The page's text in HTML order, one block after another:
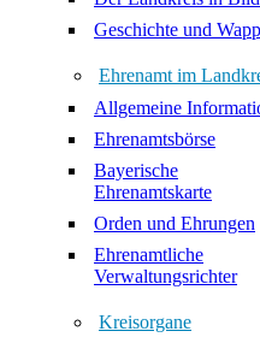
Geschichte und
Ehrenamt im
Allgemeine
Ehrenamtsbörse
Bayerische
Ehrenamtskarte
Orden und Ehrungen
Ehrenamtliche
Verwaltungsrichter
Kreisorgane